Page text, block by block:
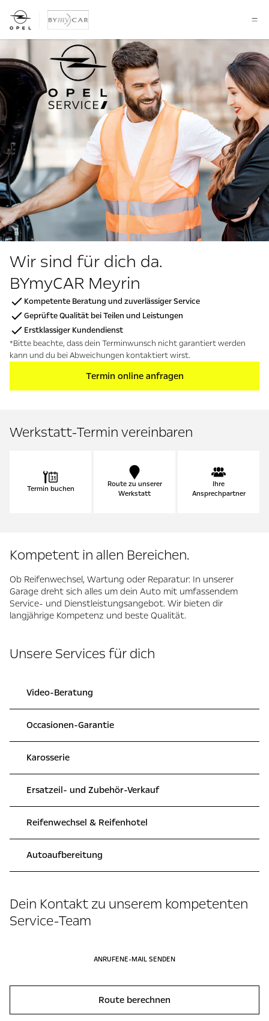
Wir sind für dich da.
BYmyCAR Meyrin
Kompetente Beratung und zuverlässiger Service
Geprüfte Qualität bei Teilen und Leistungen
Erstklassiger Kundendienst
*Bitte beachte, dass dein Terminwunsch nicht garantiert werden
kann und du bei Abweichungen kontaktiert wirst.
Termin online anfragen
Werkstatt-Termin vereinbaren
Termin buchen
Route zu unserer
Werkstatt
Ihre
Ansprechpartner
Kompetent in allen Bereichen.
Ob Reifenwechsel, Wartung oder Reparatur: In unserer
Garage dreht sich alles um dein Auto mit umfassendem
Service- und Dienstleistungsangebot. Wir bieten dir
langjährige Kompetenz und beste Qualität.
Unsere Services für dich
Video-Beratung
Occasionen-Garantie
Karosserie
Ersatzeil- und Zubehör-Verkauf
Reifenwechsel & Reifenhotel
Autoaufbereitung
Dein Kontakt zu unserem kompetenten
Service-Team
ANRUFENE-MAIL SENDEN
Route berechnen